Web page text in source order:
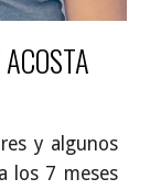
y algunos
los 7 meses